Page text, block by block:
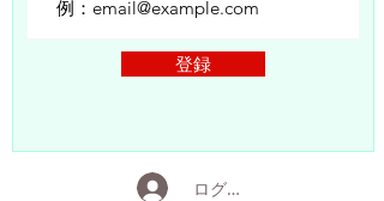
登録
ログイン